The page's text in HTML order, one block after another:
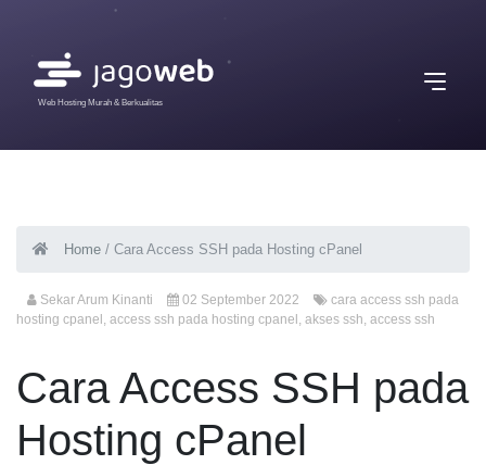
Web Hosting Murah & Berkualitas
Home / Cara Access SSH pada Hosting cPanel
Sekar Arum Kinanti 02 September 2022
cara access ssh pada
hosting cpanel , access ssh pada hosting cpanel , akses ssh, access ssh
Cara Access SSH pada
Hosting cPanel